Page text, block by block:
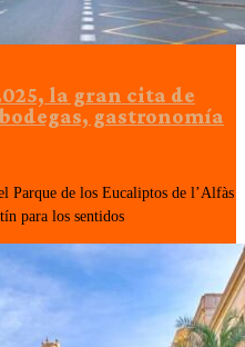
la gran cita de
gastronomía
Parque de los Eucaliptos de l’Alfàs
para los sentidos